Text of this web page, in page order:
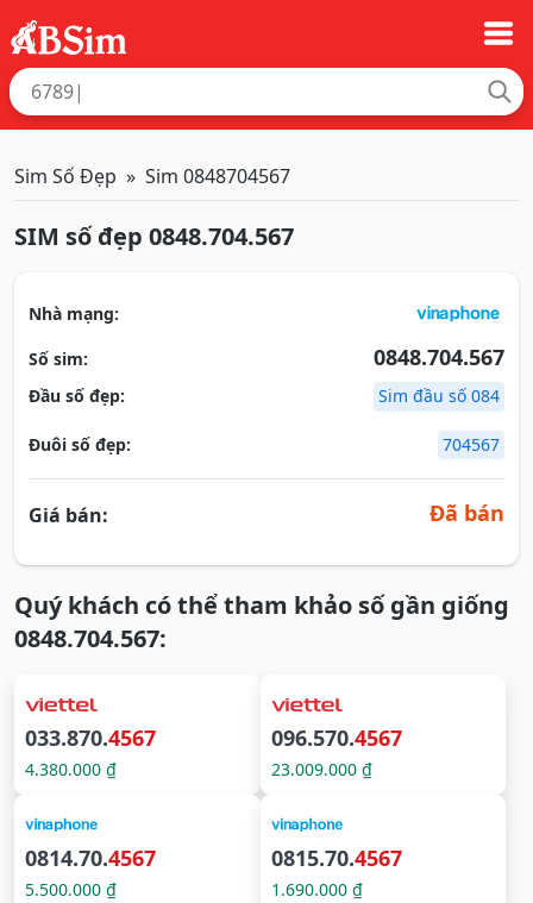
Sim Số Đẹp Sim 0848704567
SIM số đẹp 0848.704.567
Nhà mạng:
Số sim:
0848.704.567
Đầu số đẹp: Sim đầu số 084
Đuôi số đẹp: 704567
Giá bán: Đã bán
Quý khách có thể tham khảo số gần giống
0848.704.567:
033.870.4567
4.380.000 ₫
096.570.4567
23.009.000 ₫
0814.70.4567
5.500.000 ₫
0815.70.4567
1.690.000 ₫